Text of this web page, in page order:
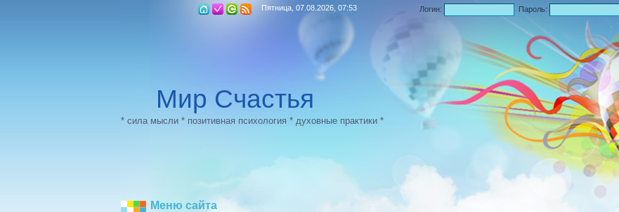
Пятница, 07.08.2026, 07:53
Мир Счастья
* сила мысли * позитивная психология * духовные практики *
Логин: Пароль:
Меню сайта